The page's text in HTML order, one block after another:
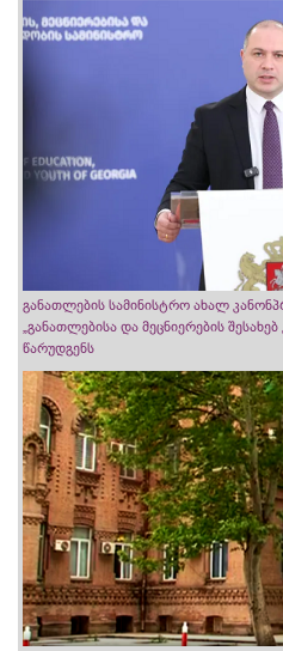
განათლების სამინისტრო ახალ
„განათლებისა და მეცნიერების
წარუდგენს